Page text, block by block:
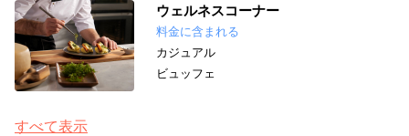
ウェルネスコーナー
料金に含まれる
カジュアル
ビュッフェ
すべて表示